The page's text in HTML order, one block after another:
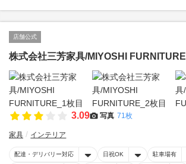
店舗公式
株式会社三芳家具/MIYOSHI FURNITURE
3.09 写真 71枚
家具 インテリア
配達・デリバリー対応 日祝OK 駐車場有